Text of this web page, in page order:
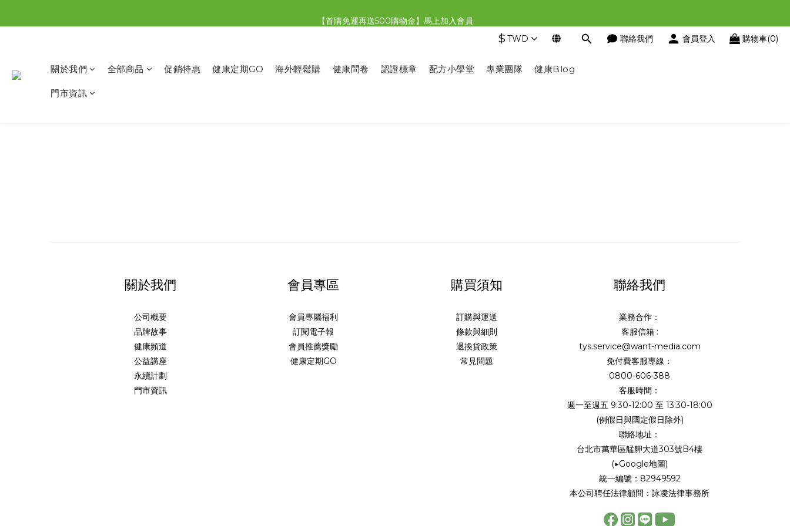
【首購免運再送500購物金】馬上加入會員
$ TWD 聯絡我們 會員登入 購物車(0)
關於我們 全部商品 促銷特惠 健康定期GO 海外輕鬆購 健康問卷 認證標章 配方小學堂 專業團隊 健康Blog
門市資訊
關於我們
公司概要
品牌故事
健康頻道
公益講座
永續計劃
門市資訊
會員專區
會員專屬福利
訂閱電子報
會員推薦獎勵
健康定期GO
購買須知
訂購與運送
條款與細則
退換貨政策
常見問題
聯絡我們
業務合作：
客服信箱 :
tys.service@want-media.com
免付費客服專線：
0800-606-388
客服時間：
週一至週五 9:30-12:00 至 13:30-18:00
(例假日與國定假日除外)
聯絡地址：
台北市萬華區艋舺大道303號B4樓
(▶Google地圖)
統一編號：82949592
本公司聘任法律顧問：詠凌法律事務所